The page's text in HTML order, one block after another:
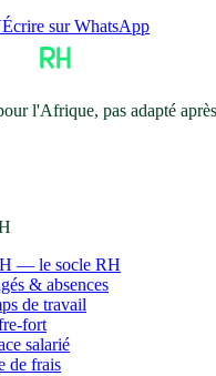
Écrire sur WhatsApp
l'Afrique, pas adapté
— le socle RH
& absences
de travail
fort
salarié
de frais